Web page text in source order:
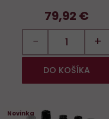
79,92 €
− +
DO KOŠÍKA
Novinka